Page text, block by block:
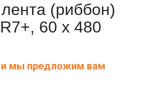
(риббон)
60 х 480
мы предложим вам